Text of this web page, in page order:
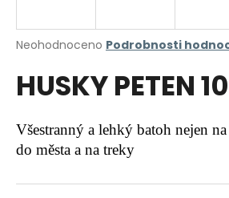
Průměrné
produktu
je
z
5
hvězdiček.
Neohodnoceno Podrobnosti
HUSKY PETEN
Všestranný a lehký batoh nejen
do města a na treky
j
t
?
HLEDAT